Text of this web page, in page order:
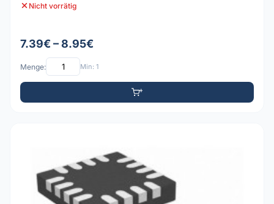
Nicht vorrätig
7.39€ – 8.95€
Menge: Min: 1